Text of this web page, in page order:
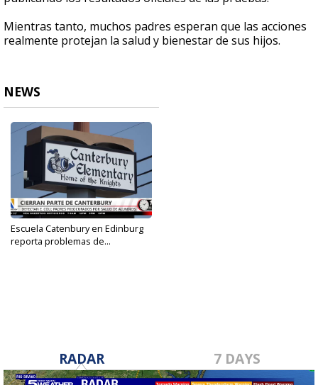
Mientras tanto, muchos padres esperan que las acciones
realmente protejan la salud y bienestar de sus hijos.
NEWS
Escuela Catenbury en Edinburg
reporta problemas de...
RADAR 7 DAYS